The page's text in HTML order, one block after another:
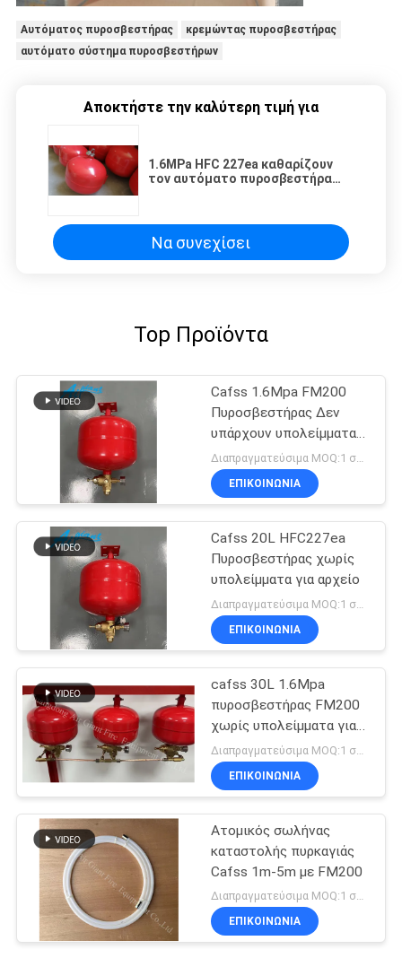
Αυτόματος πυροσβεστήρας
κρεμώντας πυροσβεστήρας
αυτόματο σύστημα πυροσβεστήρων
Αποκτήστε την καλύτερη τιμή για
1.6MPa HFC 227ea καθαρίζουν
τον αυτόματο πυροσβεστήρα
Να συνεχίσει
Top Προϊόντα
Cafss 1.6Mpa FM200
Πυροσβεστήρας Δεν
υπάρχουν υπολείμματα
για κέντρο δεδομένων Διαπραγματεύσιμα MOQ:1 σύνολο
ΕΠΙΚΟΙΝΩΝΊΑ
Cafss 20L HFC227ea
Πυροσβεστήρας χωρίς
υπολείμματα για αρχείο
ΕΠΙΚΟΙΝΩΝΊΑ
cafss 30L 1.6Mpa
πυροσβεστήρας FM200
χωρίς υπολείμματα για
μουσείο
ΕΠΙΚΟΙΝΩΝΊΑ
Ατομικός σωλήνας
καταστολής πυρκαγιάς
Cafss 1m-5m με FM200
Διαπραγματεύσιμα MOQ:1 σύνολο
ΕΠΙΚΟΙΝΩΝΊΑ